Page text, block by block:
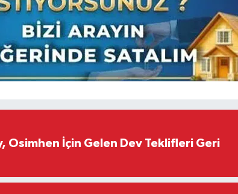
Osimhen İçin Gelen Dev Teklifleri Geri